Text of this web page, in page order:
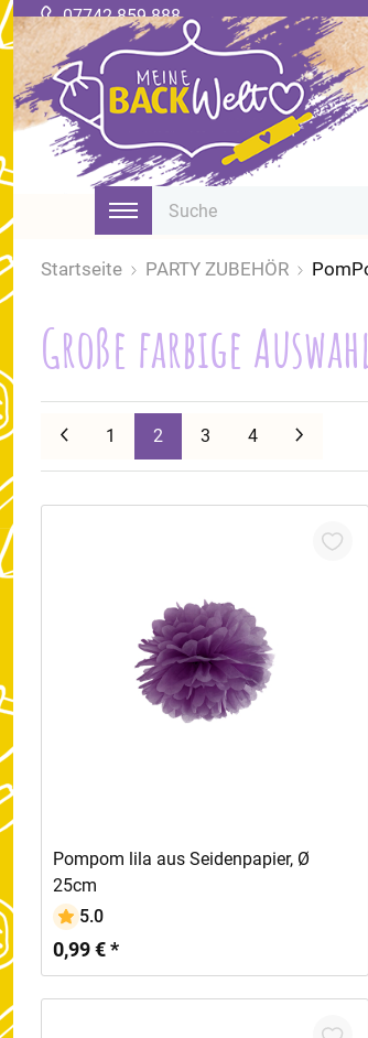
07742 859 888
Startseite PARTY ZUBEHÖR
Große farbige
Zurück
1 2 3 4
Pompom lila aus Seidenpapier, Ø
25cm
5.0
0,99 € *